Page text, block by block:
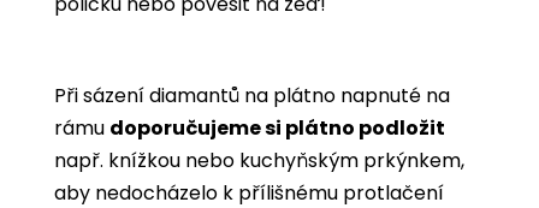
Při sázení diamantů na plátno napnuté na
rámu doporučujeme si plátno podložit
např. knížkou nebo kuchyňským prkýnkem,
aby nedocházelo k přílišnému protlačení